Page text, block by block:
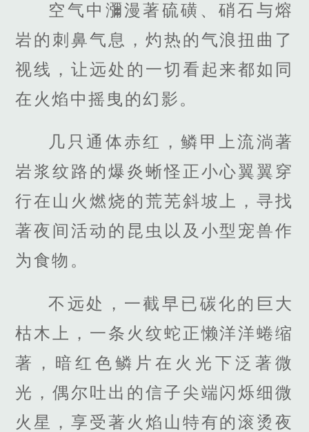
空气中瀰漫著硫磺、硝石与熔
岩的刺鼻气息，灼热的气浪扭曲了
视线，让远处的一切看起来都如同
在火焰中摇曳的幻影。
几只通体赤红，鳞甲上流淌著
岩浆纹路的爆炎蜥怪正小心翼翼穿
行在山火燃烧的荒芜斜坡上，寻找
著夜间活动的昆虫以及小型宠兽作
为食物。
不远处，一截早已碳化的巨大
枯木上，一条火纹蛇正懒洋洋蜷缩
著，暗红色鳞片在火光下泛著微
光，偶尔吐出的信子尖端闪烁细微
火星，享受著火焰山特有的滚烫夜